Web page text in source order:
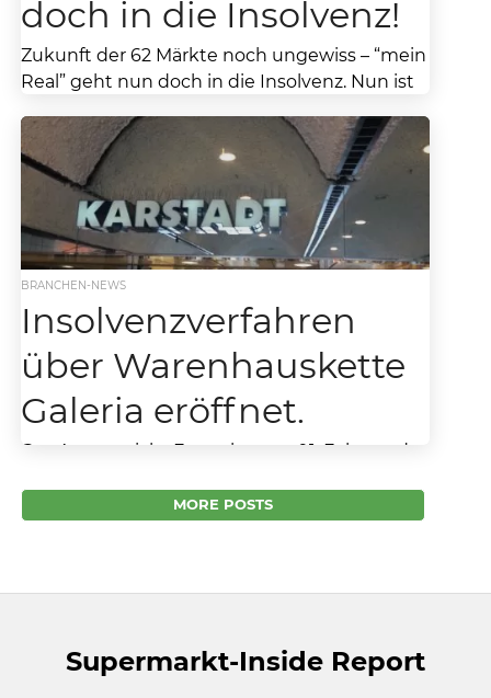
doch in die Insolvenz!
Zukunft der 62 Märkte noch ungewiss – “mein
Real” geht nun doch in die Insolvenz. Nun ist
BRANCHEN-NEWS
Insolvenzverfahren
über Warenhauskette
Galeria eröffnet.
Das Amtsgericht Essen hat am 01. Februar das
deutsche Warenhauskette Galeria
MORE POSTS
Supermarkt-Inside Report